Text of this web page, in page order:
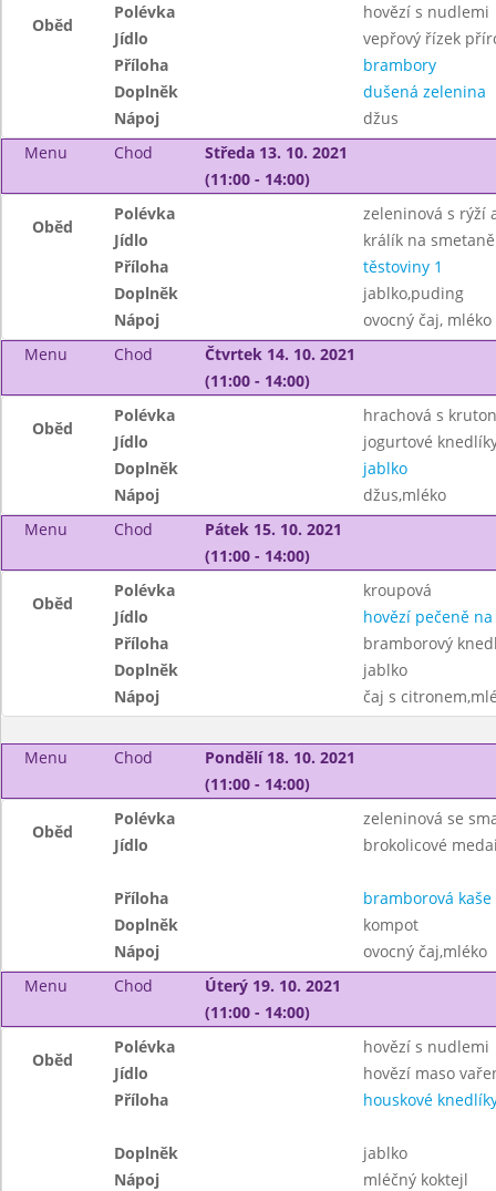
Oběd
Polévka
hovězí s nudlemi
Jídlo
vepřový řízek
Příloha
brambory
Doplněk
dušená zelenina
Nápoj
džus
Menu
Chod
Středa 13. 10. 2021
(11:00 - 14:00)
Oběd
Polévka
zeleninová s rýží
Jídlo
králík na smetaně
Příloha
těstoviny 1
Doplněk
jablko,puding
Nápoj
ovocný čaj, mléko
Menu
Chod
Čtvrtek 14. 10. 2021
(11:00 - 14:00)
Oběd
Polévka
hrachová s
Jídlo
jogurtové
Doplněk
jablko
Nápoj
džus,mléko
Menu
Chod
Pátek 15. 10. 2021
(11:00 - 14:00)
Oběd
Polévka
kroupová
Jídlo
hovězí pečeně
Příloha
bramborový
Doplněk
jablko
Nápoj
čaj s
Menu Chod
Pondělí 18. 10. 2021
(11:00 - 14:00)
Oběd
Polévka
zeleninová se
Jídlo
brokolicové
Příloha
bramborová kaše
Doplněk
kompot
Nápoj
ovocný čaj,mléko
Menu
Chod
Úterý 19. 10. 2021
(11:00 - 14:00)
Oběd
Polévka
hovězí s nudlemi
Jídlo
hovězí maso
Příloha
houskové
Doplněk
jablko
Nápoj
mléčný koktejl